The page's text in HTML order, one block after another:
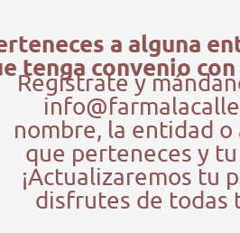
a alguna
tenga convenio
Regístrate y
nombre, la entidad o
que perteneces y
¡Actualizaremos tu
disfrutes de todas